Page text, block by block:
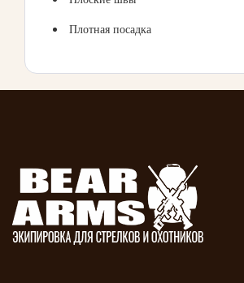
Плотная посадка